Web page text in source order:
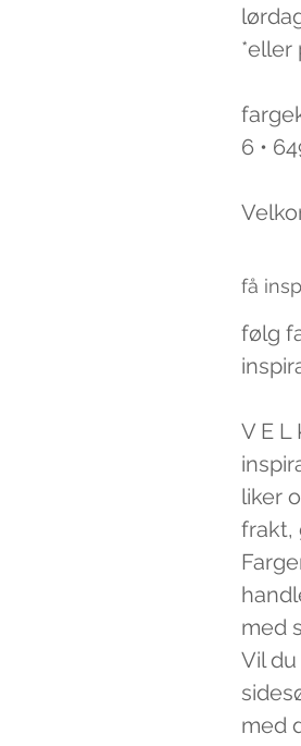
*eller
6 •
få
følg
V E L
liker
frakt,
med
Vil
med